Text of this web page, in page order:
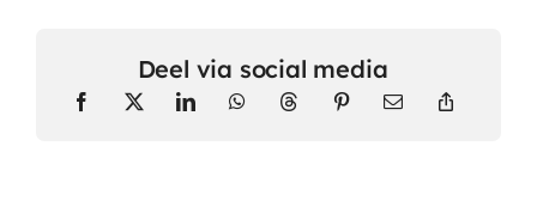
Deel via social media